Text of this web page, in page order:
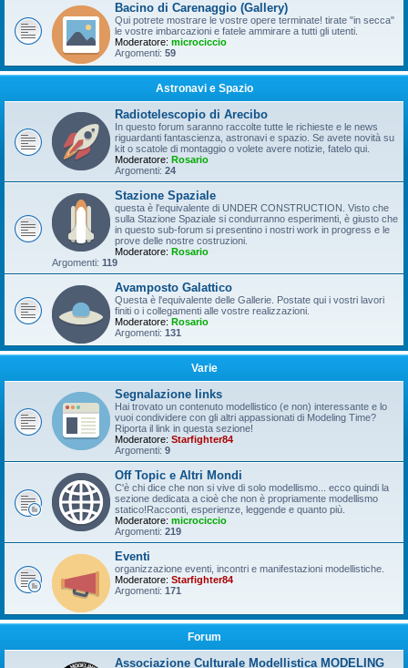
Bacino di Carenaggio (Gallery)
Qui potrete mostrare le vostre opere terminate! tirate "in secca"
le vostre imbarcazioni e fatele ammirare a tutti gli utenti.
Moderatore: microciccio
Argomenti: 59
Astronavi e Spazio
Radiotelescopio di Arecibo
In questo forum saranno raccolte tutte le richieste e le news
riguardanti fantascienza, astronavi e spazio. Se avete novità su
kit o scatole di montaggio o volete avere notizie, fatelo qui.
Moderatore: Rosario
Argomenti: 24
Stazione Spaziale
questa è l'equivalente di UNDER CONSTRUCTION. Visto che
sulla Stazione Spaziale si condurranno esperimenti, è giusto che
in questo sub-forum si presentino i nostri work in progress e le
prove delle nostre costruzioni.
Moderatore: Rosario
Argomenti: 119
Avamposto Galattico
Questa è l'equivalente delle Gallerie. Postate qui i vostri lavori
finiti o i collegamenti alle vostre realizzazioni.
Moderatore: Rosario
Argomenti: 131
Varie
Segnalazione links
Hai trovato un contenuto modellistico (e non) interessante e lo
vuoi condividere con gli altri appassionati di Modeling Time?
Riporta il link in questa sezione!
Moderatore: Starfighter84
Argomenti: 9
Off Topic e Altri Mondi
C'è chi dice che non si vive di solo modellismo... ecco quindi la
sezione dedicata a cioè che non è propriamente modellismo
statico!Racconti, esperienze, leggende e quanto più.
Moderatore: microciccio
Argomenti: 219
Eventi
organizzazione eventi, incontri e manifestazioni modellistiche.
Moderatore: Starfighter84
Argomenti: 171
Forum
Associazione Culturale Modellistica MODELING